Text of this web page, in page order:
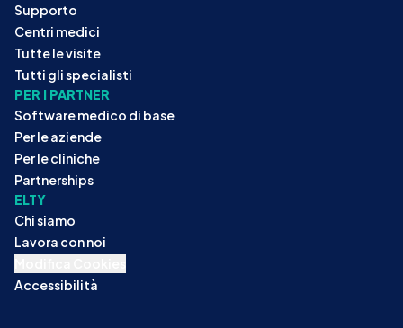
Supporto
Centri medici
Tutte le visite
Tutti gli specialisti
PER I PARTNER
Software medico di base
Per le aziende
Per le cliniche
Partnerships
ELTY
Chi siamo
Lavora con noi
Accessibilità